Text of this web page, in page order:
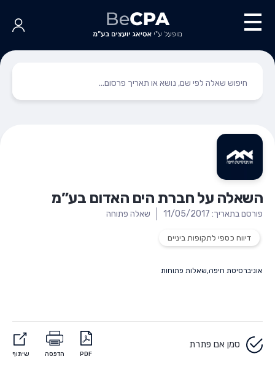
השאלה על חברת הים האדום בע”מ
פורסם בתאריך: 11/05/2017 שאלה פתוחה
דיווח כספי לתקופות ביניים
אוניברסיטת חיפה,שאלות פתוחות
סמן אם פתרת
PDF הדפסה שיתוף